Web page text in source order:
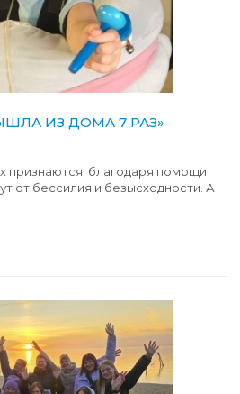
ИЗ ДОМА 7 РАЗ»
признаются: благодаря помощи
от бессилия и безысходности. А